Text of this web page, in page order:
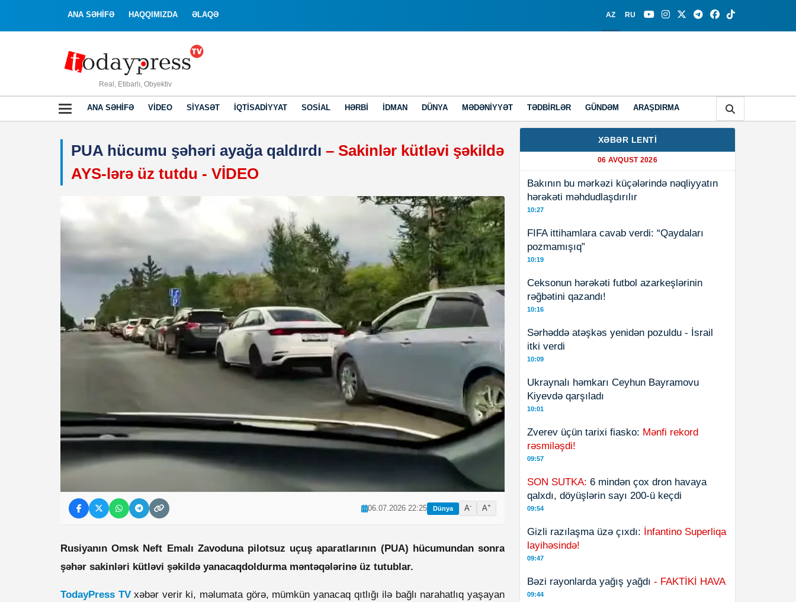
ANA SƏHİFƏ HAQQIMIZDA ƏLAQƏ AZ RU
Real, Etibarlı, Obyektiv
ANA SƏHIFƏ VIDEO SIYASƏT İQTISADIYYAT SOSIAL HƏRBI İDMAN DÜNYA MƏDƏNIYYƏT TƏDBIRLƏR GÜNDƏM ARAŞDIRMA
PUA hücumu şəhəri ayağa qaldırdı – Sakinlər kütləvi şəkildə
AYS-lərə üz tutdu - VİDEO
06.07.2026 22:25 Dünya A- A+
Rusiyanın Omsk Neft Emalı Zavoduna pilotsuz uçuş aparatlarının (PUA) hücumundan sonra
şəhər sakinləri kütləvi şəkildə yanacaqdoldurma məntəqələrinə üz tutublar.
TodayPress TVxəbər verir ki, məlumata görə, mümkün yanacaq qıtlığı ilə bağlı narahatlıq yaşayan
XƏBƏR LENTİ
06 AVQUST 2026
Bakının bu mərkəzi küçələrində nəqliyyatın
hərəkəti məhdudlaşdırılır
10:27
FIFA ittihamlara cavab verdi: “Qaydaları
pozmamışıq”
10:19
Ceksonun hərəkəti futbol azarkeşlərinin
rəğbətini qazandı!
10:16
Sərhəddə atəşkəs yenidən pozuldu - İsrail
itki verdi
10:09
Ukraynalı həmkarı Ceyhun Bayramovu
Kiyevdə qarşıladı
10:01
Zverev üçün tarixi fiasko: Mənfi rekord
rəsmiləşdi!
09:57
SON SUTKA: 6 mindən çox dron havaya
qalxdı, döyüşlərin sayı 200-ü keçdi
09:54
Gizli razılaşma üzə çıxdı: İnfantino Superliqa
layihəsində!
09:47
Bəzi rayonlarda yağış yağdı - FAKTİKİ HAVA
09:44